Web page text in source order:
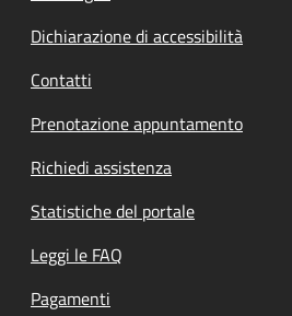
Dichiarazione di accessibilità
Contatti
Prenotazione appuntamento
Richiedi assistenza
Statistiche del portale
Leggi le FAQ
Pagamenti